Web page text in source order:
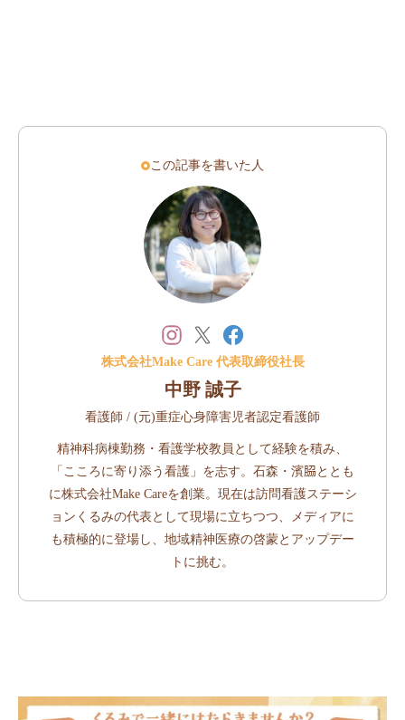
この記事を書いた人
株式会社Make Care 代表取締役社長
中野 誠子
看護師 / (元)重症心身障害児者認定看護師
精神科病棟勤務・看護学校教員として経験を積み、
「こころに寄り添う看護」を志す。石森・濱𦚰ととも
に株式会社Make Careを創業。現在は訪問看護ステーシ
ョンくるみの代表として現場に立ちつつ、メディアに
も積極的に登場し、地域精神医療の啓蒙とアップデー
トに挑む。